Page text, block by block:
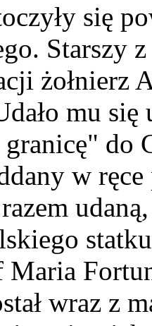
się
Starszy
żołnierz
mu się
do
w
wraz z